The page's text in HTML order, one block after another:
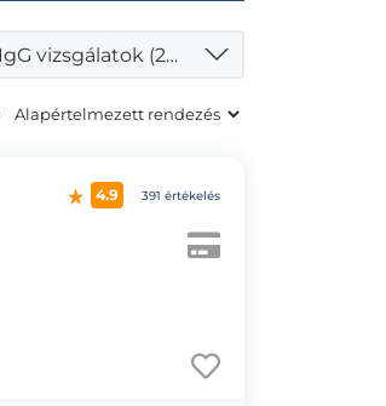
Táplálék intolerancia IgG vizsgálatok (220 + tápanyag)
4.9 391 értékelés